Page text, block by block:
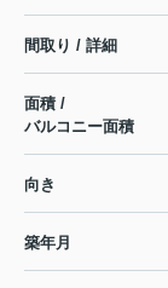
間取り / 詳細
面積 /
バルコニー面積
向き
築年月